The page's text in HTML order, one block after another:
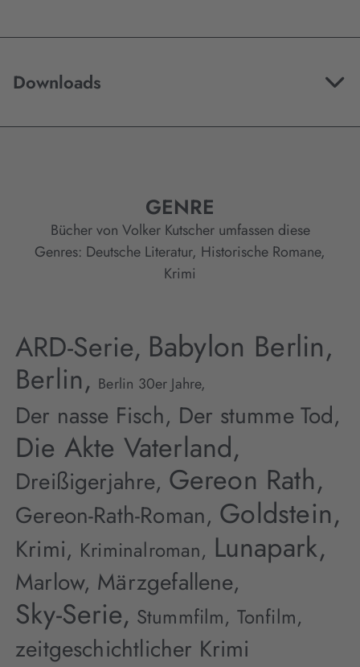
Downloads
GENRE
Bücher von Volker Kutscher umfassen diese
Genres: Deutsche Literatur, Historische Romane,
Krimi
ARD-Serie, Babylon Berlin,
Berlin, Berlin 30er Jahre,
Der nasse Fisch, Der stumme Tod,
Die Akte Vaterland,
Dreißigerjahre, Gereon Rath,
Gereon-Rath-Roman, Goldstein,
Krimi, Kriminalroman, Lunapark,
Marlow, Märzgefallene,
Sky-Serie, Stummfilm, Tonfilm,
zeitgeschichtlicher Krimi